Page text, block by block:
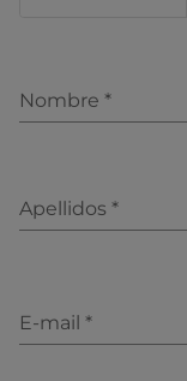
Nombre *
Apellidos *
E-mail *